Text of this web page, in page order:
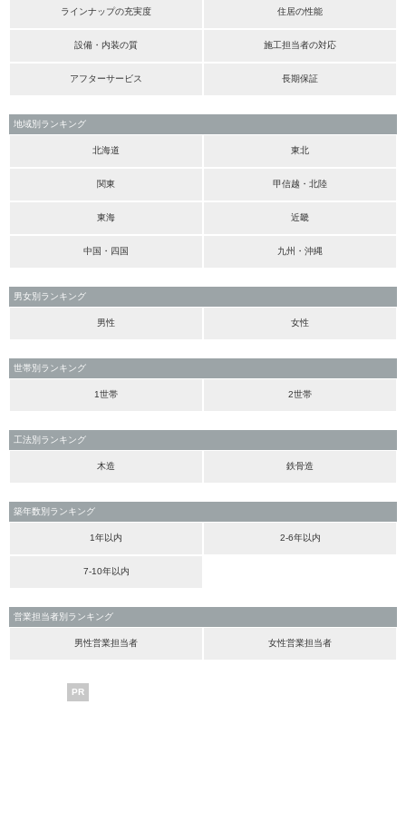
ラインナップの充実度 住居の性能
設備・内装の質 施工担当者の対応
アフターサービス 長期保証
地域別ランキング
北海道 東北
関東 甲信越・北陸
東海 近畿
中国・四国 九州・沖縄
男女別ランキング
男性 女性
世帯別ランキング
1世帯 2世帯
工法別ランキング
木造 鉄骨造
築年数別ランキング
1年以内 2-6年以内
7-10年以内
営業担当者別ランキング
男性営業担当者 女性営業担当者
PR